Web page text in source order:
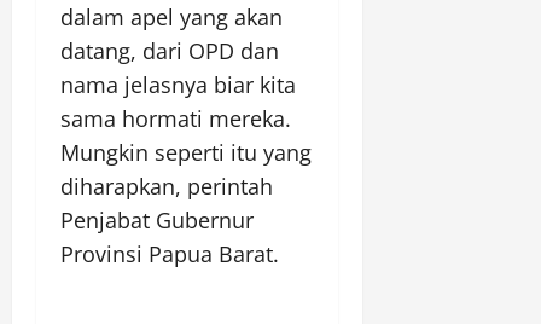
dalam apel yang akan
datang, dari OPD dan
nama jelasnya biar kita
sama hormati mereka.
Mungkin seperti itu yang
diharapkan, perintah
Penjabat Gubernur
Provinsi Papua Barat.